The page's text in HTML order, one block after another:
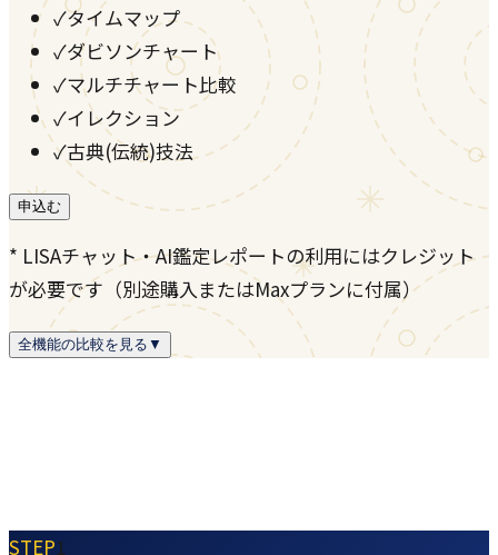
✓タイムマップ
✓ダビソンチャート
✓マルチチャート比較
✓イレクション
✓古典(伝統)技法
申込む
* LISAチャット・AI鑑定レポートの利用にはクレジット
が必要です（別途購入またはMaxプランに付属）
全機能の比較を見る ▼
STEP1